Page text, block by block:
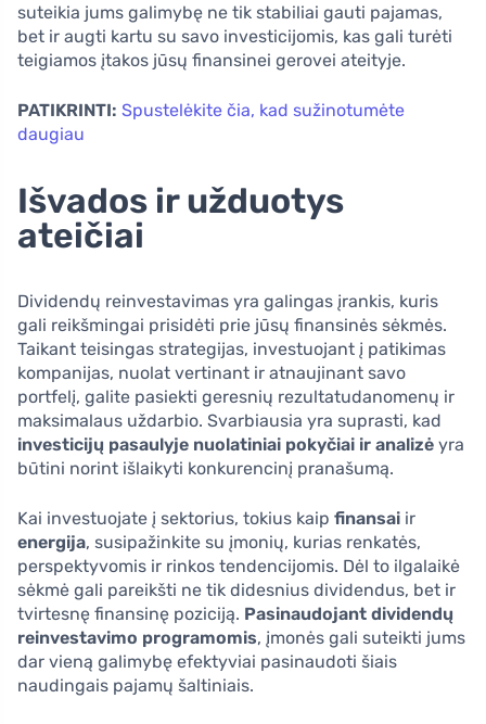
suteikia jums galimybę ne tik stabiliai gauti pajamas,
bet ir augti kartu su savo investicijomis, kas gali turėti
teigiamos įtakos jūsų finansinei gerovei ateityje.
PATIKRINTI: Spustelėkite čia, kad sužinotumėte
daugiau
Išvados ir užduotys
ateičiai
Dividendų reinvestavimas yra galingas įrankis, kuris
gali reikšmingai prisidėti prie jūsų finansinės sėkmės.
Taikant teisingas strategijas, investuojant į patikimas
kompanijas, nuolat vertinant ir atnaujinant savo
portfelį, galite pasiekti geresnių rezultatudanomenų ir
maksimalaus uždarbio. Svarbiausia yra suprasti, kad
investicijų pasaulyje nuolatiniai pokyčiai ir analizė yra
būtini norint išlaikyti konkurencinį pranašumą.
Kai investuojate į sektorius, tokius kaip finansai ir
energija, susipažinkite su įmonių, kurias renkatės,
perspektyvomis ir rinkos tendencijomis. Dėl to ilgalaikė
sėkmė gali pareikšti ne tik didesnius dividendus, bet ir
tvirtesnę finansinę poziciją. Pasinaudojant dividendų
reinvestavimo programomis, įmonės gali suteikti jums
dar vieną galimybę efektyviai pasinaudoti šiais
naudingais pajamų šaltiniais.